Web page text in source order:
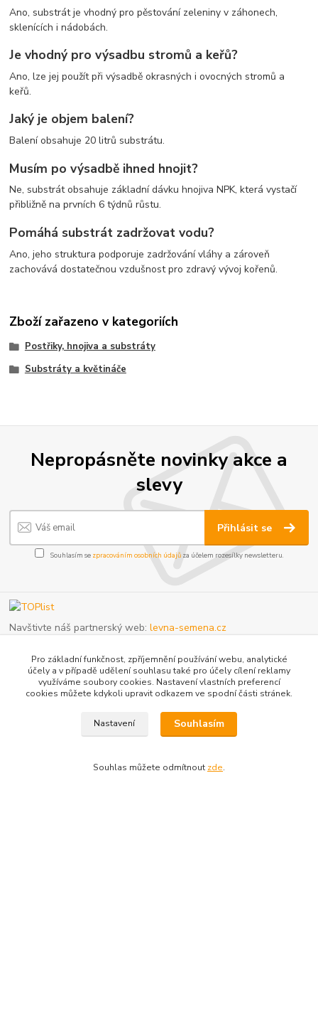
Ano, substrát je vhodný pro pěstování zeleniny v záhonech,
sklenících i nádobách.
Je vhodný pro výsadbu stromů a keřů?
Ano, lze jej použít při výsadbě okrasných i ovocných stromů a
keřů.
Jaký je objem balení?
Balení obsahuje 20 litrů substrátu.
Musím po výsadbě ihned hnojit?
Ne, substrát obsahuje základní dávku hnojiva NPK, která vystačí
přibližně na prvních 6 týdnů růstu.
Pomáhá substrát zadržovat vodu?
Ano, jeho struktura podporuje zadržování vláhy a zároveň
zachovává dostatečnou vzdušnost pro zdravý vývoj kořenů.
Zboží zařazeno v kategoriích
Postřiky, hnojiva a substráty
Substráty a květináče
Nepropásněte novinky akce a
slevy
Přihlásit se
Souhlasím se zpracováním osobních údajůza účelem rozesílky newsletteru.
Navštivte náš partnerský web:levna-semena.cz
Upozornění pro objednávky do výdejních
boxů
V případě plné kapacity výdejního boxu může dopravce doručit
vaši zásilku na nejbližší kamennou pobočku. Počítejte prosím s
Pro základní funkčnost, zpříjemnění používání webu, analytické
účely a v případě udělení souhlasu také pro účely cílení reklamy
využíváme soubory cookies. Nastavení vlastních preferencí
cookies můžete kdykoli upravit odkazem ve spodní části stránek.
Nastavení Souhlasím
Souhlas můžete odmítnout zde.